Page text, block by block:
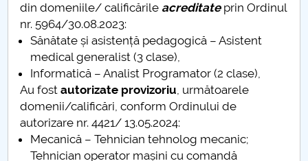
UNIVERSITATE pentru comunitate
IOSUD/CSUD-Doctorate
Comisie de etica unversitară
Evenimente CUP
din domeniile/ calificările acreditate prin Ordinul
nr. 5964/30.08.2023:
Sănătate și asistență pedagogică – Asistent
medical generalist (3 clase),
Informatică – Analist Programator (2 clase),
Au fostautorizate provizoriu, următoarele
domenii/calificări, conform Ordinului de
autorizare nr. 4421/ 13.05.2024:
Mecanică – Tehnician tehnolog mecanic;
Tehnician operator mașini cu comandă